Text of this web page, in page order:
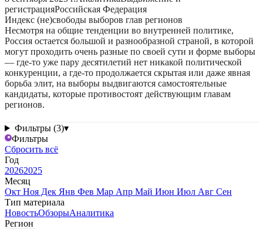
регистрацияРоссийская Федерация
Индекс (не)свободы выборов глав регионов
Несмотря на общие тенденции во внутренней политике,
Россия остается большой и разнообразной страной, в которой
могут проходить очень разные по своей сути и форме выборы
— где-то уже пару десятилетий нет никакой политической
конкуренции, а где-то продолжается скрытая или даже явная
борьба элит, на выборы выдвигаются самостоятельные
кандидаты, которые противостоят действующим главам
регионов.
Фильтры (3)▾
Фильтры
Сбросить всё
Год
20262025
Месяц
Окт Ноя Дек Янв Фев Мар Апр Май Июн Июл Авг Сен
Тип материала
НовостьОбзорыАналитика
Регион